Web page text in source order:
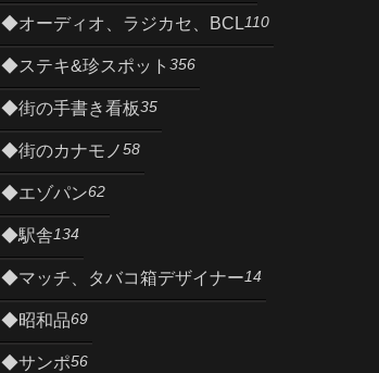
◆オーディオ、ラジカセ、BCL110
◆ステキ&珍スポット 356
◆街の手書き看板35
◆街のカナモノ58
◆エゾパン62
◆駅舎134
◆マッチ、タバコ箱デザイナー14
◆昭和品69
◆サンポ56